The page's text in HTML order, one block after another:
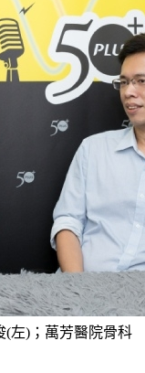
(左)；萬芳醫院骨科